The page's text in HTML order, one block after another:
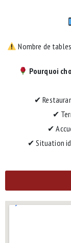
Nombre de
Pourquoi
✔
✔
✔
✔ Situation